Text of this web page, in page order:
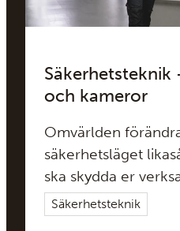
Säkerhetsteknik
och kameror
Omvärlden
säkerhetsläget
ska skydda er
obehöriga får
utvecklas i samma
Säkerhetsteknik